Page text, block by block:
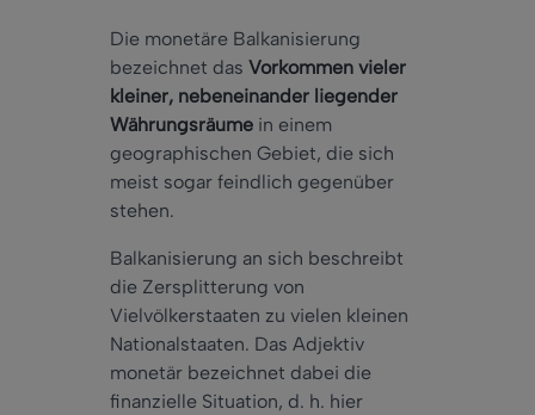
Die monetäre Balkanisierung
bezeichnet das Vorkommen vieler
kleiner, nebeneinander liegender
Währungsräume in einem
geographischen Gebiet, die sich
meist sogar feindlich gegenüber
stehen.
Balkanisierung an sich beschreibt
die Zersplitterung von
Vielvölkerstaaten zu vielen kleinen
Nationalstaaten. Das Adjektiv
monetär bezeichnet dabei die
finanzielle Situation, d. h. hier